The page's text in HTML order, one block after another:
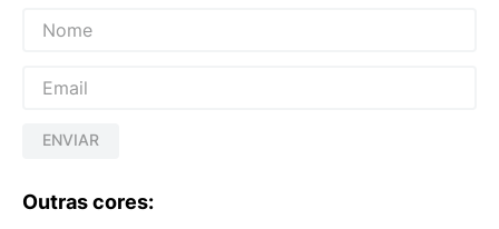
ENVIAR
Outras cores: